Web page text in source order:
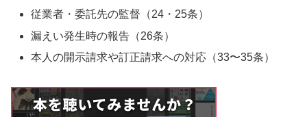
従業者・委託先の監督（24・25条）
漏えい発生時の報告（26条）
本人の開示請求や訂正請求への対応（33〜35条）